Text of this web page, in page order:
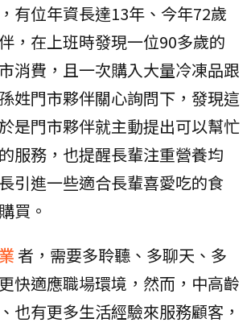
有位年資長達13年、今年72歲
，在上班時發現一位90多歲的
消費，且一次購入大量冷凍品跟
姓門市夥伴關心詢問下，發現這
是門市夥伴就主動提出可以幫忙
服務，也提醒長輩注重營養均
引進一些適合長輩喜愛吃的食
買。
者，需要多聆聽、多聊天、多
快適應職場環境，然而，中高齡
也有更多生活經驗來服務顧客，